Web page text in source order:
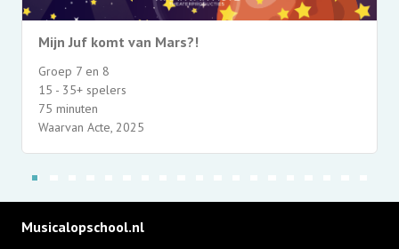
Mijn Juf komt van Mars?!
Groep 7 en 8
15 - 35+ spelers
75 minuten
Waarvan Acte, 2025
Musicalopschool.nl